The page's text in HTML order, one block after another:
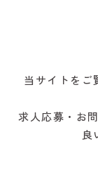
当サイトをご
求人応募・お
良